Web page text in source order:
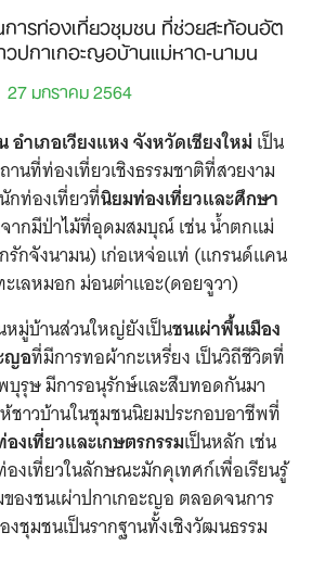
ารท่องเที่ยวชุมชน ที่ช่วยสะท้อนอัต
ปกาเกอะญอบ้านแม่หาด-นามน
27 มกราคม 2564
ำเภอเวียงแหง จังหวัดเชียงใหม่ เป็น
นที่ท่องเที่ยวเชิงธรรมชาติที่สวยงาม
กท่องเที่ยวที่นิยมท่องเที่ยวและศึกษา
จากมีป่าไม้ที่อุดมสมบุณ์ เช่น น้ำตกแม่
รักจังนามน) เก่อเหจ่อแท่ (แกรนด์แคน
เลหมอก ม่อนต่าแอะ(ดอยจูวา)
หมู่บ้านส่วนใหญ่ยังเป็นชนเผ่าพื้นเมือง
ญอที่มีการทอผ้ากะเหรี่ยง เป็นวิถีชีวิตที่
รุษ มีการอนุรักษ์และสืบทอดกันมา
ชาวบ้านในชุมชนนิยมประกอบอาชีพที่
งเที่ยวและเกษตรกรรมเป็นหลัก เช่น
องเที่ยวในลักษณะมักคุเทศก์เพื่อเรียนรู้
องชนเผ่าปกาเกอะญอ ตลอดจนการ
ชุมชนเป็นรากฐานทั้งเชิงวัฒนธรรม